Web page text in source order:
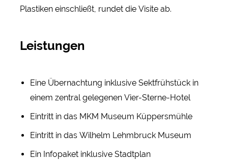
Plastiken einschließt, rundet die Visite ab.
Leistungen
Eine Übernachtung inklusive Sektfrühstück in
einem zentral gelegenen Vier-Sterne-Hotel
Eintritt in das MKM Museum Küppersmühle
Eintritt in das Wilhelm Lehmbruck Museum
Ein Infopaket inklusive Stadtplan